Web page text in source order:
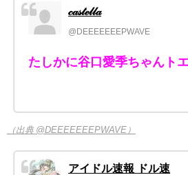
𝒸𝒶𝓈𝓉ℯ𝓁𝓁𝒶
@DEEEEEEEPWAVE
たしかに谷口愛季ちゃんト
（出典 @DEEEEEEEPWAVE）
アイドル速報 ドル速